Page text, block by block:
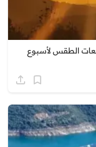
الطقس لأسبوع